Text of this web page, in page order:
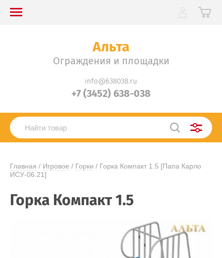
Альта
Ограждения и площадки
info@638038.ru
+7 (3452) 638-038
Главная / Игровое / Горки / Горка Компакт 1.5 [Папа Карло
ИСУ-06.21]
Горка Компакт 1.5